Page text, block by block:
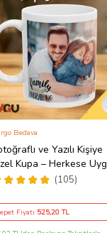
ve Yazılı Kişiye
Kupa – Herkese
Hediye Porselen(105)
Bedava
Fiyatı 525,20 TL